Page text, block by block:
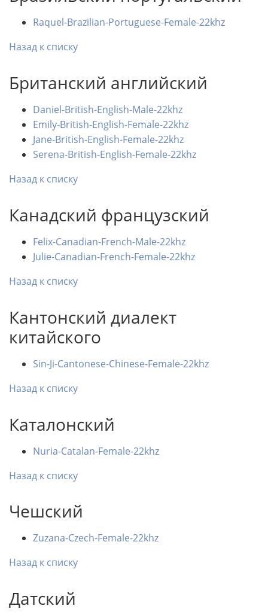
Raquel-Brazilian-Portuguese-Female-22khz
Назад к списку
Британский английский
Daniel-British-English-Male-22khz
Emily-British-English-Female-22khz
Jane-British-English-Female-22khz
Serena-British-English-Female-22khz
Назад к списку
Канадский французский
Felix-Canadian-French-Male-22khz
Julie-Canadian-French-Female-22khz
Назад к списку
Кантонский диалект
китайского
Sin-Ji-Cantonese-Chinese-Female-22khz
Назад к списку
Каталонский
Nuria-Catalan-Female-22khz
Назад к списку
Чешский
Zuzana-Czech-Female-22khz
Назад к списку
Датский